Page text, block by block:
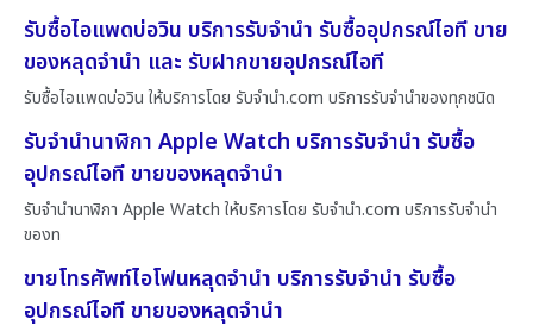
รับซื้อไอแพดบ่อวิน บริการรับจำนำ รับซื้ออุปกรณ์ไอที ขาย
ของหลุดจำนำ และ รับฝากขายอุปกรณ์ไอที
รับซื้อไอแพดบ่อวิน ให้บริการโดย รับจํานํา.com บริการรับจำนำของทุกชนิด
รับจำนำนาฬิกา Apple Watch บริการรับจำนำ รับซื้อ
อุปกรณ์ไอที ขายของหลุดจำนำ
รับจำนำนาฬิกา Apple Watch ให้บริการโดย รับจํานํา.com บริการรับจำนำ
ของท
ขายโทรศัพท์ไอโฟนหลุดจำนำ บริการรับจำนำ รับซื้อ
อุปกรณ์ไอที ขายของหลุดจำนำ